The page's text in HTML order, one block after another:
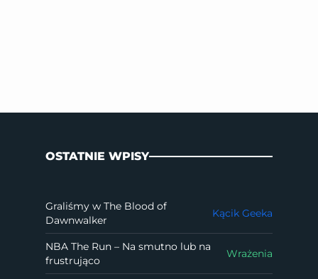
OSTATNIE WPISY
Graliśmy w The Blood of
Dawnwalker
Kącik Geeka
NBA The Run – Na smutno lub na
frustrująco
Wrażenia